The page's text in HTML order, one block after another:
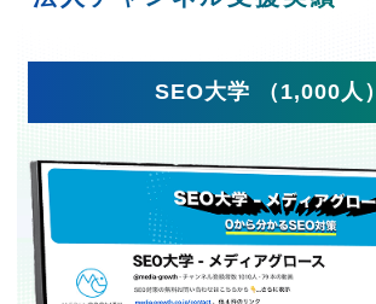
SEO大学 （1,000人）